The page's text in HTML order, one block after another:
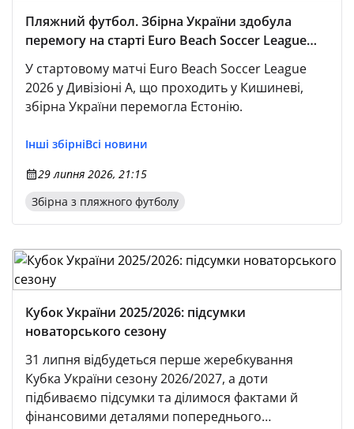
Пляжний футбол. Збірна України здобула
перемогу на старті Euro Beach Soccer League
У стартовому матчі Euro Beach Soccer League
2026 у Дивізіоні А, що проходить у Кишиневі,
збірна України перемогла Естонію.
Інші збірніВсі новини
29 липня 2026, 21:15
Збірна з пляжного футболу
Кубок України 2025/2026: підсумки
новаторського сезону
31 липня відбудеться перше жеребкування
Кубка України сезону 2026/2027, а доти
підбиваємо підсумки та ділимося фактами й
фінансовими деталями попереднього